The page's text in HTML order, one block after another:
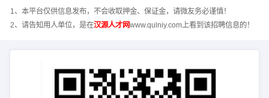
1、本平台仅供信息发布，不会收取押金、保证金，请微友务必谨慎！
2、请告知用人单位，是在汉源人才网www.qulniy.com上看到该招聘信息的！